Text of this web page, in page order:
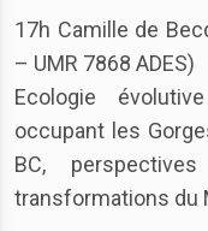
17h Camille de
– UMR 7868 ADES)
Ecologie
occupant les
BC,
transformations du